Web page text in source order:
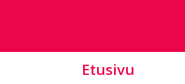
Etusivu